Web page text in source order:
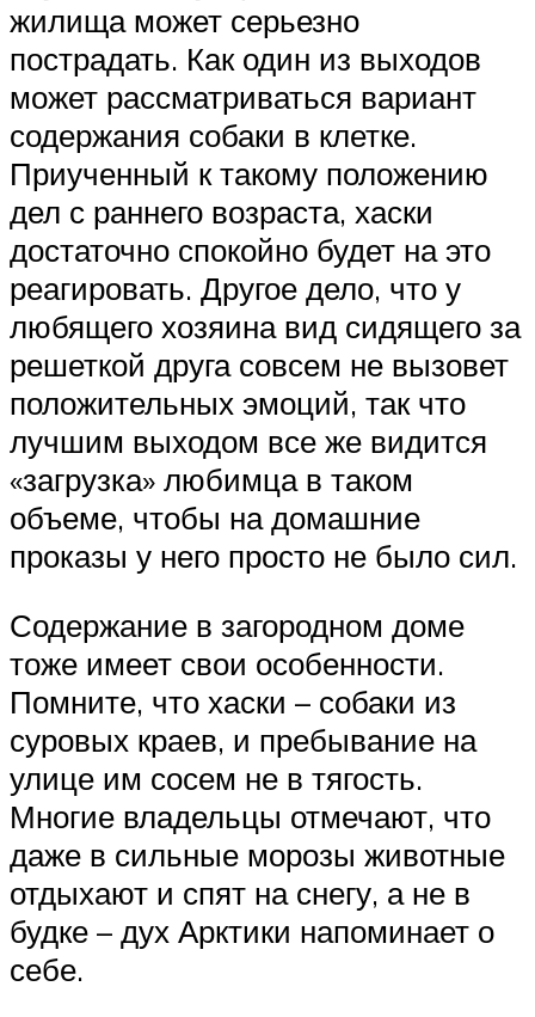
жилища может серьезно
пострадать. Как один из выходов
может рассматриваться вариант
содержания собаки в клетке.
Приученный к такому положению
дел с раннего возраста, хаски
достаточно спокойно будет на это
реагировать. Другое дело, что у
любящего хозяина вид сидящего за
решеткой друга совсем не вызовет
положительных эмоций, так что
лучшим выходом все же видится
«загрузка» любимца в таком
объеме, чтобы на домашние
проказы у него просто не было сил.
Содержание в загородном доме
тоже имеет свои особенности.
Помните, что хаски – собаки из
суровых краев, и пребывание на
улице им сосем не в тягость.
Многие владельцы отмечают, что
даже в сильные морозы животные
отдыхают и спят на снегу, а не в
будке – дух Арктики напоминает о
себе.